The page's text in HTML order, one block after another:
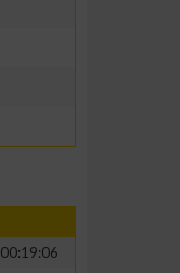
00:19:06